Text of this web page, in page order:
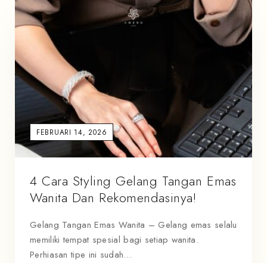
FEBRUARI 14, 2026
4 Cara Styling Gelang Tangan Emas
Wanita Dan Rekomendasinya!
Gelang Tangan Emas Wanita – Gelang emas selalu
memiliki tempat spesial bagi setiap wanita.
Perhiasan tipe ini sudah…